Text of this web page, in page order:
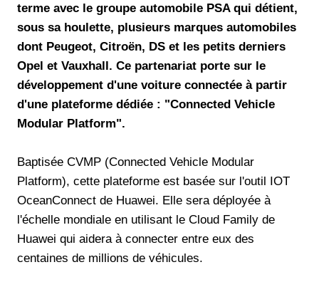
terme avec le groupe automobile PSA qui détient,
sous sa houlette, plusieurs marques automobiles
dont Peugeot, Citroën, DS et les petits derniers
Opel et Vauxhall. Ce partenariat porte sur le
développement d'une voiture connectée à partir
d'une plateforme dédiée : "Connected Vehicle
Modular Platform".
Baptisée CVMP (Connected Vehicle Modular
Platform), cette plateforme est basée sur l'outil IOT
OceanConnect de Huawei. Elle sera déployée à
l'échelle mondiale en utilisant le Cloud Family de
Huawei qui aidera à connecter entre eux des
centaines de millions de véhicules.